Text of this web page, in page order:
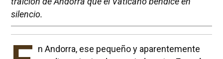
silencio.
n Andorra, ese pequeño y aparentemente